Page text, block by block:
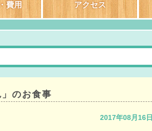
費用 アクセス
のお食事
2017年08月16日